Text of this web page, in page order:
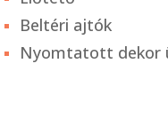
Beltéri ajtók
Nyomtatott dekor